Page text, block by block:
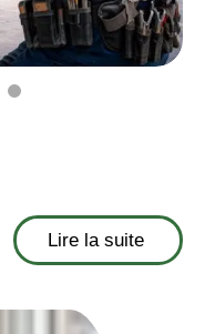
Lire la suite